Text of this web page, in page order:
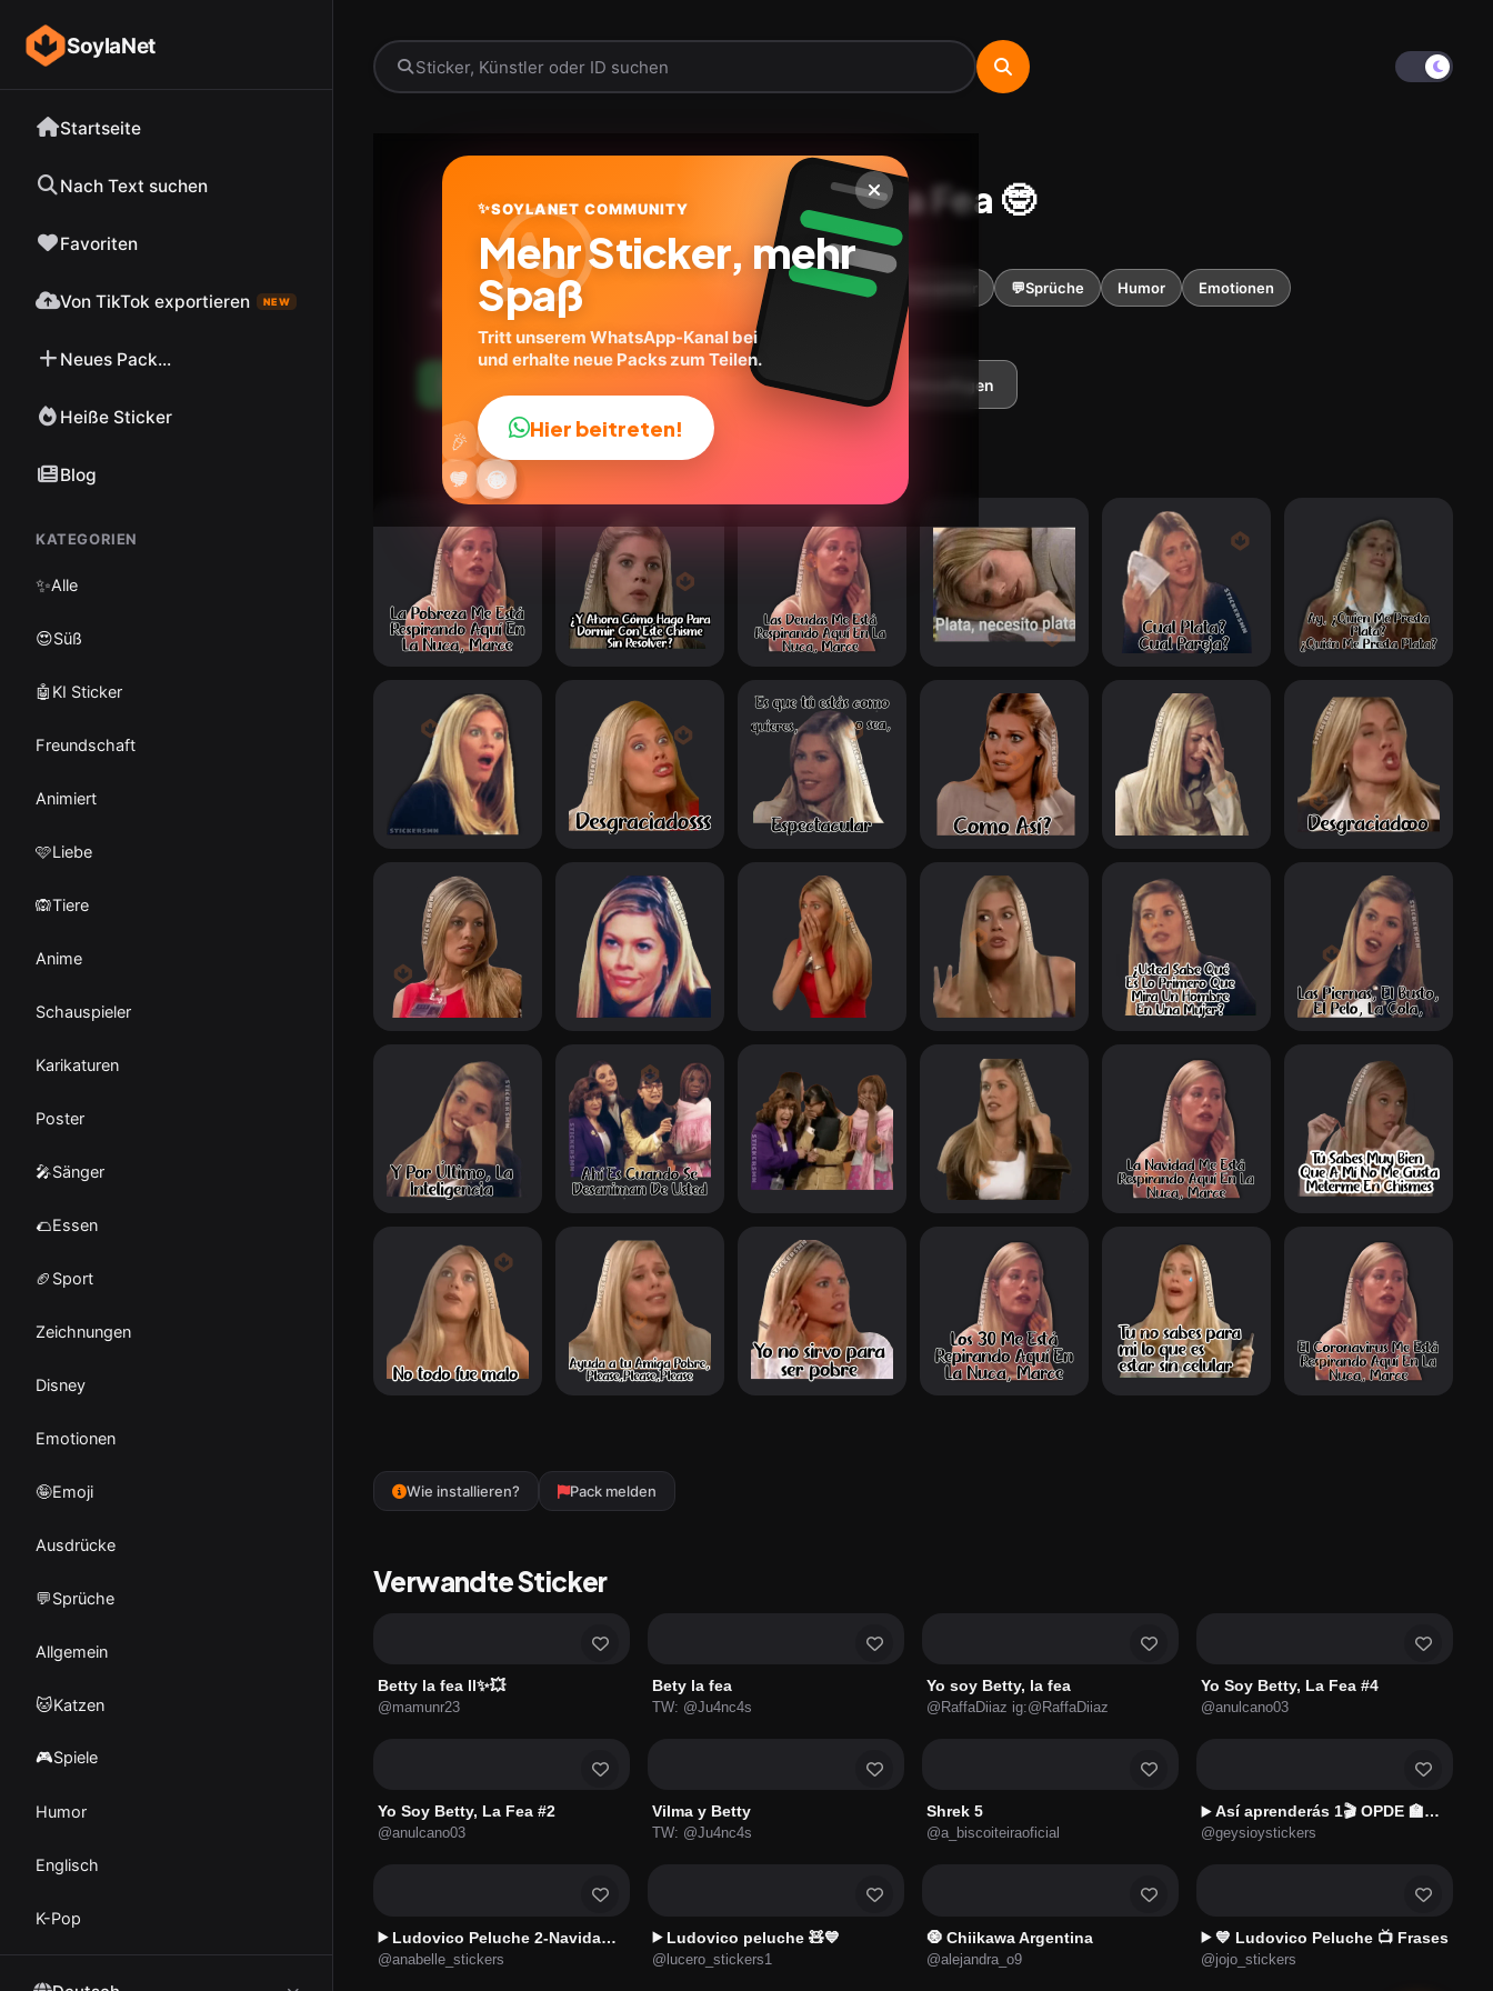
SoylaNet
Startseite
Nach Text suchen
Favoriten
Von TikTok exportieren NEW
Neues Pack...
Heiße Sticker
Blog
KATEGORIEN
✨Alle
😍Süß
🤖KI Sticker
Freundschaft
Animiert
🩷Liebe
🙉Tiere
Anime
Schauspieler
Karikaturen
Poster
🎤Sänger
🌮Essen
🏈Sport
Zeichnungen
Disney
Emotionen
🤪Emoji
Ausdrücke
💬Sprüche
Allgemein
🐱Katzen
🎮Spiele
Humor
Englisch
K-Pop
Patricia F. - Betty La Fea 🤓
@IG.FB.TW~>Stickersmn F3D5J
Ausdrücke Schauspieler 💬Sprüche Humor Emotionen
Zu Favoriten hinzufügen
Wie installieren? Pack melden
Verwandte Sticker
Betty la fea ll✨💥
@mamunr23
Bety la fea
TW: @Ju4nc4s
Yo soy Betty, la fea
@RaffaDiiaz ig:@RaffaDiiaz
Yo Soy Betty, La Fea #4
@anulcano03
Yo Soy Betty, La Fea #2
@anulcano03
Vilma y Betty
TW: @Ju4nc4s
Shrek 5
@a_biscoiteiraoficial
▶️ Así aprenderás 1🎬 OPDE 🏫👨🏻‍🏫
@geysioystickers
▶️ Ludovico Peluche 2-Navidad🔵🧸🎄✨
@anabelle_stickers
▶️ Ludovico peluche 🧸💙
@lucero_stickers1
🧿 Chiikawa Argentina
@alejandra_o9
▶️ 💙 Ludovico Peluche 📺 Frases
@jojo_stickers
😎
😂
🔥
💬
❤️ ✨
🤩
😜
🎉 👍
✨SOYLANET COMMUNITY
Mehr Sticker, mehr
Spaß
Tritt unserem WhatsApp-Kanal bei
und erhalte neue Packs zum Teilen.
Hier beitreten!